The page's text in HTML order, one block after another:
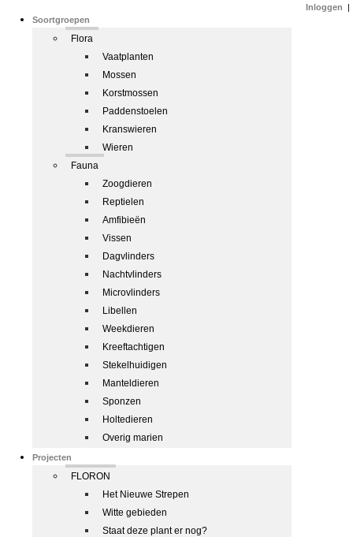
Soortgroepen
Flora
Vaatplanten
Mossen
Korstmossen
Paddenstoelen
Kranswieren
Wieren
Fauna
Zoogdieren
Reptielen
Amfibieën
Vissen
Dagvlinders
Nachtvlinders
Microvlinders
Libellen
Weekdieren
Kreeftachtigen
Stekelhuidigen
Manteldieren
Sponzen
Holtedieren
Overig marien
Projecten
FLORON
Het Nieuwe Strepen
Witte gebieden
Staat deze plant er nog?
Inloggen |